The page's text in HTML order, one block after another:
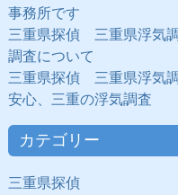
事務所です
三重県探偵 三重県浮気
調査について
三重県探偵 三重県浮気
安心、三重の浮気調査
カテゴリー
三重県探偵